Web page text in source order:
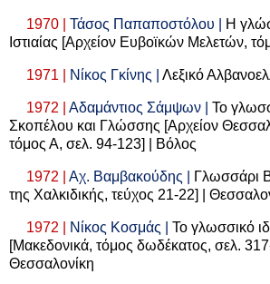
1970 | Τάσος Παπαποστόλου |
Η
Ιστιαίας [Αρχείον Ευβοϊκών Μελετών,
1971 | Νίκος Γκίνης | Λεξικό
1972 | Αδαμάντιος Σάμψων | Το
Σκοπέλου και Γλώσσης [Αρχείον
τόμος Α, σελ. 94-123] | Βόλος
1972 | Αχ. Βαμβακούδης |
Γλωσσάρι
της Χαλκιδικής, τεύχος 21-22] |
1972 | Νίκος Κοσμάς | Το γλωσσικό
[Μακεδονικά, τόμος δωδέκατος, σελ.
Θεσσαλονίκη